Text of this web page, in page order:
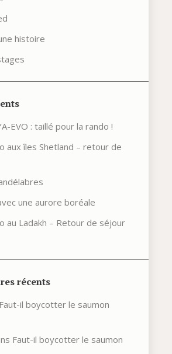
histoire
EVO : taillé pour la rando !
aux îles Shetland – retour de
une aurore boréale
au Ladakh – Retour de séjour
récents
Faut-il boycotter le saumon
Faut-il boycotter le saumon